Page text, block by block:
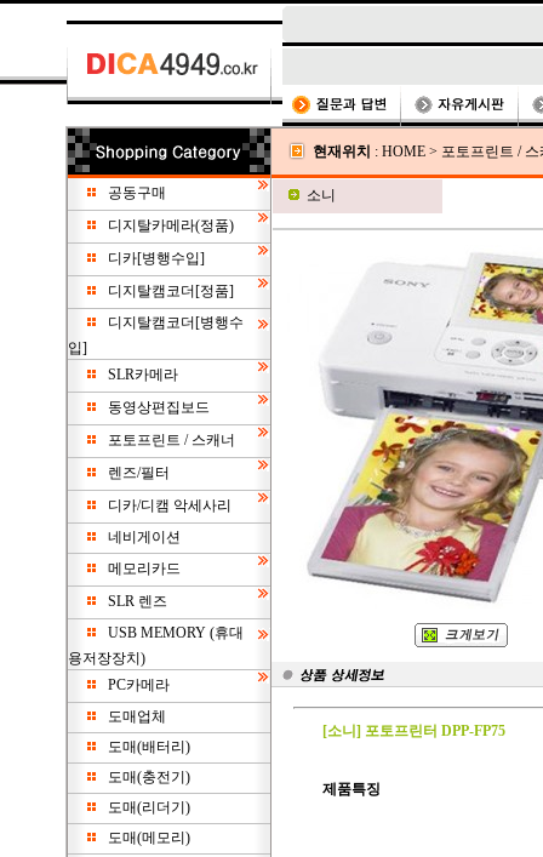
공동구매
디지탈카메라(정품)
디카[병행수입]
디지탈캠코더[정품]
디지탈캠코더[병행수
입]
SLR카메라
동영상편집보드
포토프린트 / 스캐너
렌즈/필터
디카/디캠 악세사리
네비게이션
메모리카드
SLR 렌즈
USB MEMORY (휴대
용저장장치)
PC카메라
도매업체
도매(배터리)
도매(충전기)
도매(리더기)
도매(메모리)
현재위치 : HOME > 포토프린트 / 스
소니
[소니] 포토프린터 DPP-FP75
제품특징